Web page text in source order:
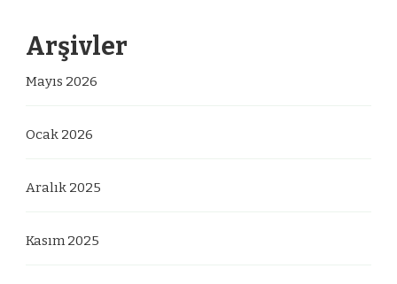
Arşivler
Mayıs 2026
Ocak 2026
Aralık 2025
Kasım 2025